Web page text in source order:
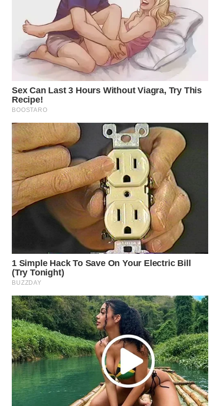
WN
SEMARANG
WN
WN
BOROBUDUR
WN
MADURA
WN
SURABAYA
WN
BINTAN
WN
WN
LIKUPANG
WN
LABUANBAJO
WN
BORNEO